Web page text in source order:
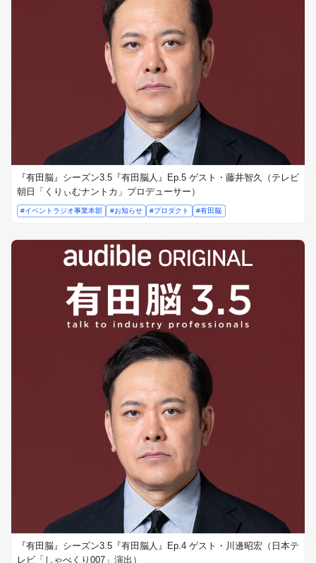
『有田脳』シーズン3.5『有田脳人』Ep.5 ゲスト・藤井智久（テレビ
朝日「くりぃむナントカ」プロデューサー）
#イベントラジオ事業本部 #お知らせ #プロダクト #有田脳
『有田脳』シーズン3.5『有田脳人』Ep.4 ゲスト・川邊昭宏（日本テ
レビ「しゃべくり007」演出）